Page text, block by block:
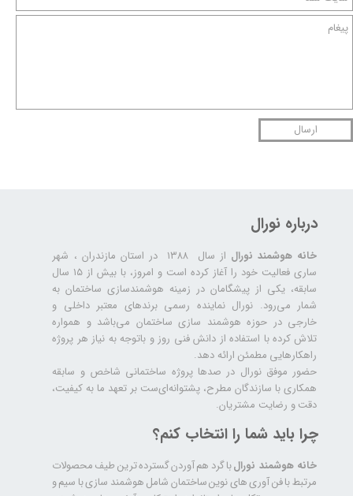
ارسال
درباره نورال
خانه هوشمند نورال
از سال ۱۳۸۸ در استان مازندران ، شهر
ساری فعالیت خود را آغاز کرده است و امروز، با بیش از ۱۵ سال
سابقه، یکی از پیشگامان در زمینه هوشمندسازی ساختمان به
شمار می‌رود. نورال نماینده رسمی برندهای معتبر داخلی و
خارجی در حوزه هوشمند سازی ساختمان می‌باشد و همواره
تلاش کرده با استفاده از دانش فنی روز و باتوجه به نیاز هر پروژه
راهکارهایی مطمئن ارائه دهد.
حضور موفق نورال در صدها پروژه‌ ساختمانی شاخص و سابقه
همکاری با سازندگان مطرح، پشتوانه‌ای‌ست بر تعهد ما به کیفیت،
دقت و رضایت مشتریان.
چرا باید شما را انتخاب کنم؟
خانه هوشمند نورالبا گرد هم آوردن گسترده ترین طیف محصولات
مرتبط با فن آوری های نوین ساختمان شامل هوشمند سازی با سیم و